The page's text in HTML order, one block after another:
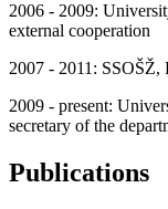
2006 - 2009:
external cooperation
2007 - 2011: SSOŠŽ,
2009 - present:
secretary of the
Publications